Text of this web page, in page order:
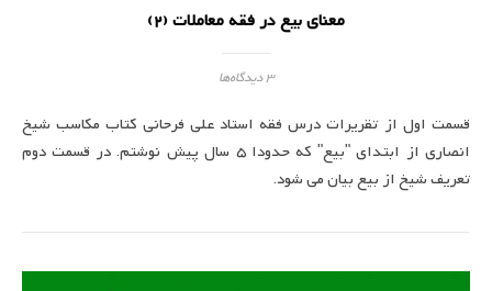
معنای بیع در فقه معاملات (2)
3 دیدگاه‌ها
قسمت اول از تقریرات درس فقه استاد علی فرحانی کتاب مکاسب شیخ
انصاری از ابتدای "بیع" که حدودا 5 سال پیش نوشتم. در قسمت دوم
تعریف شیخ از بیع بیان می شود.